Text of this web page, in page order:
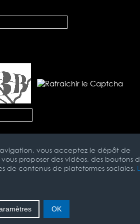
vous acceptez le dépôt de
proposer des vidéos, des boutons
de contenus de plateformes sociales.
OK